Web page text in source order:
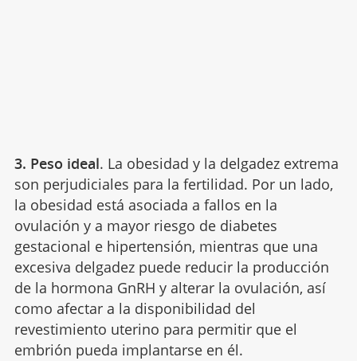
3. Peso ideal. La obesidad y la delgadez extrema
son perjudiciales para la fertilidad. Por un lado,
la obesidad está asociada a fallos en la
ovulación y a mayor riesgo de diabetes
gestacional e hipertensión, mientras que una
excesiva delgadez puede reducir la producción
de la hormona GnRH y alterar la ovulación, así
como afectar a la disponibilidad del
revestimiento uterino para permitir que el
embrión pueda implantarse en él.